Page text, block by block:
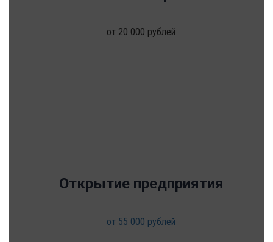
от 20 000 рублей
Открытие предприятия
от 55 000 рублей